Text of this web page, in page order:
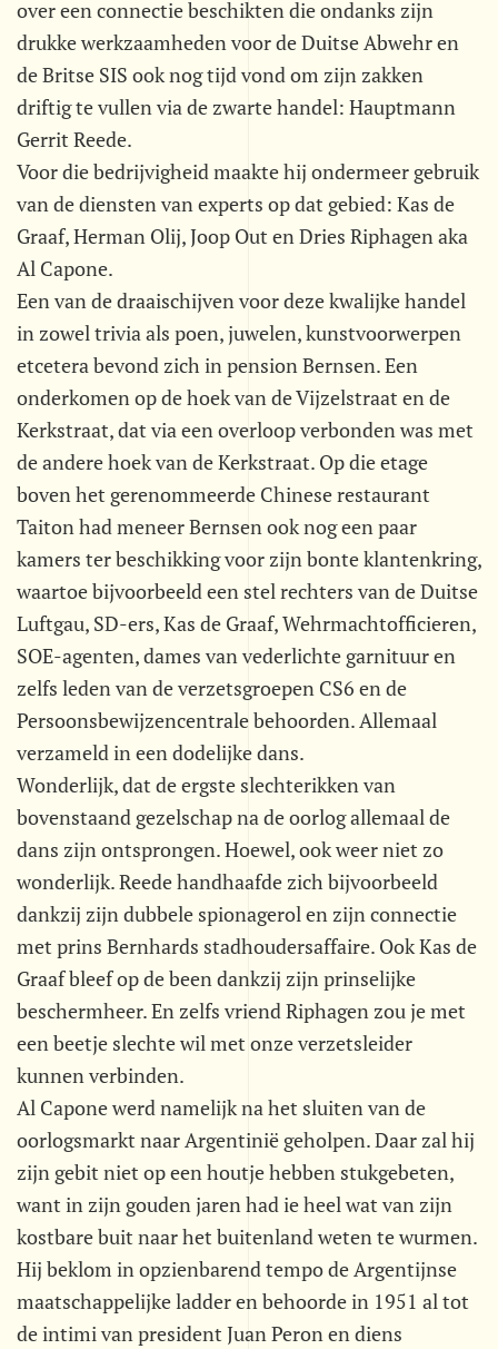
over een connectie beschikten die ondanks zijn
drukke werkzaamheden voor de Duitse Abwehr en
de Britse SIS ook nog tijd vond om zijn zakken
driftig te vullen via de zwarte handel: Hauptmann
Gerrit Reede.
Voor die bedrijvigheid maakte hij ondermeer gebruik
van de diensten van experts op dat gebied: Kas de
Graaf, Herman Olij, Joop Out en Dries Riphagen aka
Al Capone.
Een van de draaischijven voor deze kwalijke handel
in zowel trivia als poen, juwelen, kunstvoorwerpen
etcetera bevond zich in pension Bernsen. Een
onderkomen op de hoek van de Vijzelstraat en de
Kerkstraat, dat via een overloop verbonden was met
de andere hoek van de Kerkstraat. Op die etage
boven het gerenommeerde Chinese restaurant
Taiton had meneer Bernsen ook nog een paar
kamers ter beschikking voor zijn bonte klantenkring,
waartoe bijvoorbeeld een stel rechters van de Duitse
Luftgau, SD-ers, Kas de Graaf, Wehrmachtofficieren,
SOE-agenten, dames van vederlichte garnituur en
zelfs leden van de verzetsgroepen CS6 en de
Persoonsbewijzencentrale behoorden. Allemaal
verzameld in een dodelijke dans.
Wonderlijk, dat de ergste slechterikken van
bovenstaand gezelschap na de oorlog allemaal de
dans zijn ontsprongen. Hoewel, ook weer niet zo
wonderlijk. Reede handhaafde zich bijvoorbeeld
dankzij zijn dubbele spionagerol en zijn connectie
met prins Bernhards stadhoudersaffaire. Ook Kas de
Graaf bleef op de been dankzij zijn prinselijke
beschermheer. En zelfs vriend Riphagen zou je met
een beetje slechte wil met onze verzetsleider
kunnen verbinden.
Al Capone werd namelijk na het sluiten van de
oorlogsmarkt naar Argentinië geholpen. Daar zal hij
zijn gebit niet op een houtje hebben stukgebeten,
want in zijn gouden jaren had ie heel wat van zijn
kostbare buit naar het buitenland weten te wurmen.
Hij beklom in opzienbarend tempo de Argentijnse
maatschappelijke ladder en behoorde in 1951 al tot
de intimi van president Juan Peron en diens